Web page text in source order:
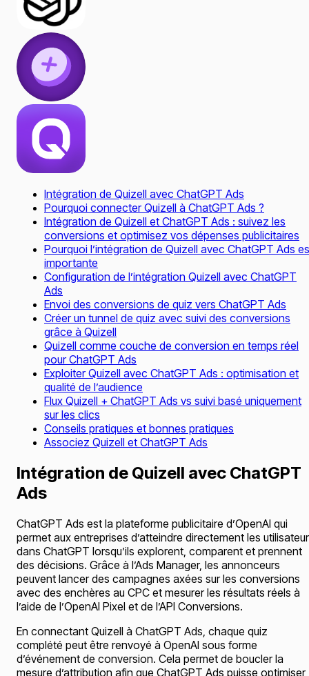
Intégration de Quizell avec ChatGPT Ads
Pourquoi connecter Quizell à ChatGPT Ads ?
Intégration de Quizell et ChatGPT Ads : suivez les
conversions et optimisez vos dépenses publicitaires
Pourquoi l’intégration de Quizell avec ChatGPT Ads
importante
Configuration de l’intégration Quizell avec ChatGPT
Ads
Envoi des conversions de quiz vers ChatGPT Ads
Créer un tunnel de quiz avec suivi des conversions
grâce à Quizell
Quizell comme couche de conversion en temps réel
pour ChatGPT Ads
Exploiter Quizell avec ChatGPT Ads : optimisation et
qualité de l’audience
Flux Quizell + ChatGPT Ads vs suivi basé uniquement
sur les clics
Conseils pratiques et bonnes pratiques
Associez Quizell et ChatGPT Ads
Intégration de Quizell avec ChatGPT
Ads
ChatGPT Ads est la plateforme publicitaire d’OpenAI qui
permet aux entreprises d’atteindre directement les
dans ChatGPT lorsqu’ils explorent, comparent et prennent
des décisions. Grâce à l’Ads Manager, les annonceurs
peuvent lancer des campagnes axées sur les conversions
avec des enchères au CPC et mesurer les résultats réels à
l’aide de l’OpenAI Pixel et de l’API Conversions.
En connectant Quizell à ChatGPT Ads, chaque quiz
complété peut être renvoyé à OpenAI sous forme
d’événement de conversion. Cela permet de boucler la
mesure d’attribution afin que ChatGPT Ads puisse optimiser